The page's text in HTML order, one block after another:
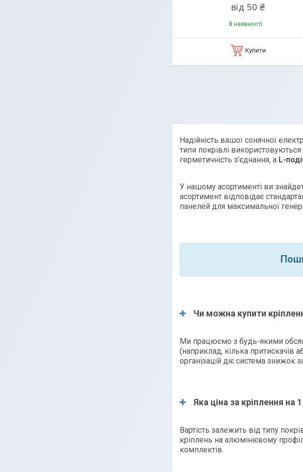
від 50 ₴
В наявності
Купити
Надійність вашої сонячної
типи покрівлі використовуються
герметичність з'єднання, а L-
У нашому асортименті ви
асортимент відповідає
панелей для максимальної
Чи можна купити
Ми працюємо з будь-якими
(наприклад, кілька
організацій діє система знижок
Яка ціна за кріплення на
Вартість залежить від типу
кріплень на алюмінієвому
комплектів.